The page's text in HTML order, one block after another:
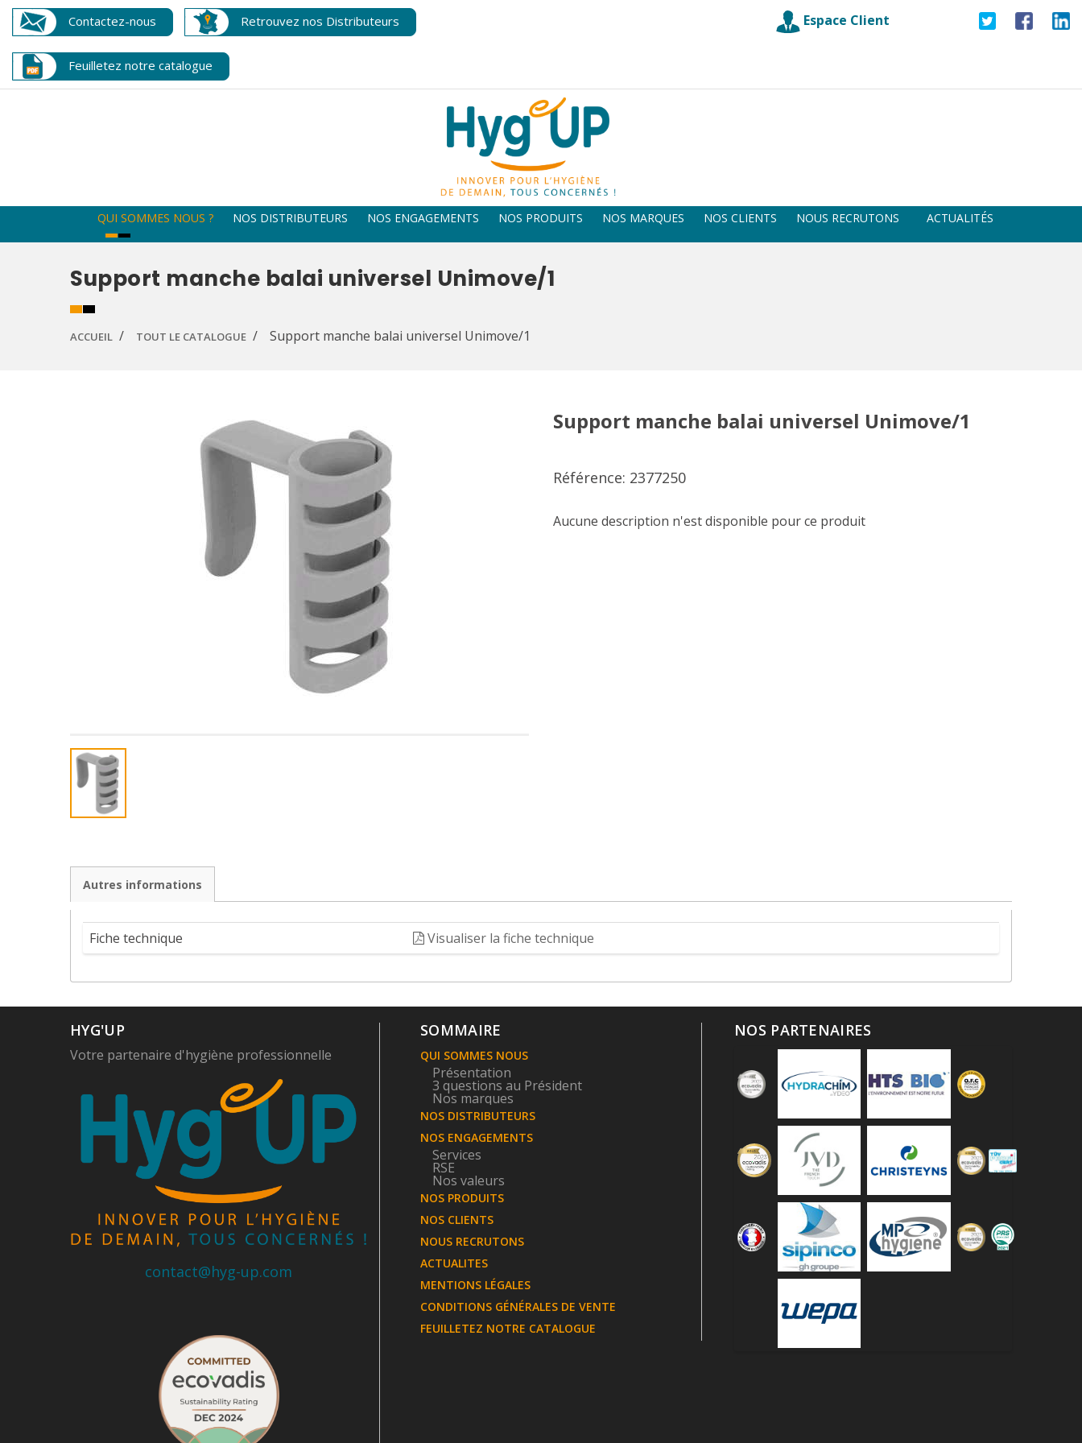
Contactez-nous Retrouvez nos Distributeurs
Feuilletez notre catalogue
Espace Client
QUI SOMMES NOUS ? NOS DISTRIBUTEURS NOS ENGAGEMENTS NOS PRODUITS NOS MARQUES NOS CLIENTS NOUS RECRUTONS ACTUALITÉS
Support manche balai universel Unimove/1
ACCUEIL TOUT LE CATALOGUE Support manche balai universel Unimove/1
Support manche balai universel Unimove/1
Référence: 2377250
Aucune description n'est disponible pour ce produit
Autres informations
Fiche technique Visualiser la fiche technique
HYG'UP
Votre partenaire d'hygiène professionnelle
contact@hyg-up.com
SOMMAIRE
QUI SOMMES NOUS
Présentation
3 questions au Président
Nos marques
NOS DISTRIBUTEURS
NOS ENGAGEMENTS
Services
RSE
Nos valeurs
NOS PRODUITS
NOS CLIENTS
NOUS RECRUTONS
ACTUALITES
MENTIONS LÉGALES
CONDITIONS GÉNÉRALES DE VENTE
FEUILLETEZ NOTRE CATALOGUE
NOS PARTENAIRES